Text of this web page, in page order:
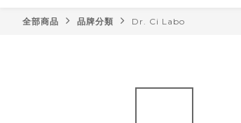
全部商品 品牌分類 Dr. Ci Labo